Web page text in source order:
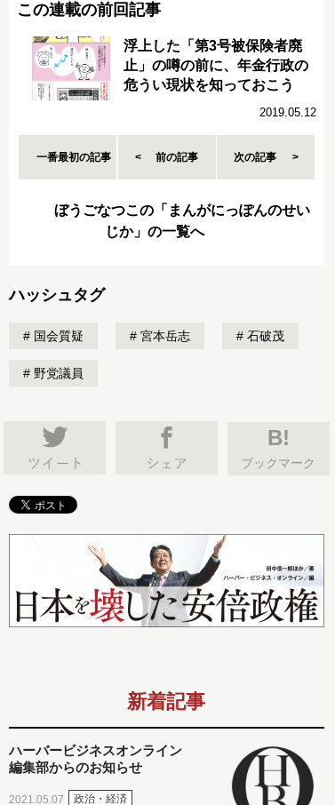
この連載の前回記事
浮上した「第3号被保険者廃
止」の噂の前に、年金行政の
危うい現状を知っておこう
2019.05.12
一番最初の記事 前の記事 次の記事
ぼうごなつこの「まんがにっぽんのせい
じか」の一覧へ
ハッシュタグ
国会質疑 宮本岳志 石破茂
野党議員
B!
ブックマーク
新着記事
ハーバービジネスオンライン
編集部からのお知らせ
2021.05.07 政治・経済